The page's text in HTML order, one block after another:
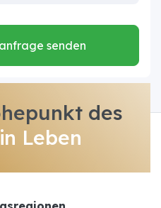
senden
des
Leben